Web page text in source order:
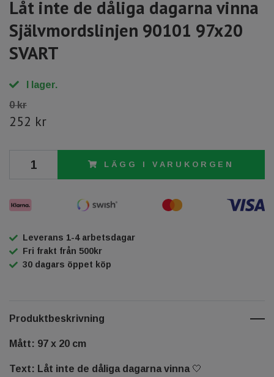
Låt inte de dåliga dagarna vinna
Självmordslinjen 90101 97x20
SVART
I lager.
0 kr
252 kr
LÄGG I VARUKORGEN
Leverans 1-4 arbetsdagar
Fri frakt från 500kr
30 dagars öppet köp
Produktbeskrivning
Mått: 97 x 20 cm
Text: Låt inte de dåliga dagarna vinna 🤍